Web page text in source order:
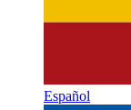
Español